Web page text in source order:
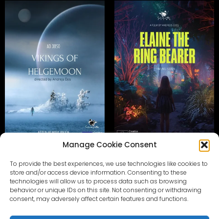
Manage Cookie Consent
To provide the best experiences, we use technologies like cookies to
store and/or access device information. Consenting to these
technologies will allow us to process data such as browsing
behavior or unique IDs on this site. Not consenting or withdrawing
consent, may adversely affect certain features and functions.
VIKINGS OF HELGEMOON ELAINE THE RING BEARER